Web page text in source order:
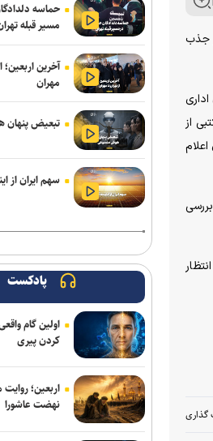
جذب
از
گذاری
ابلاغ دستور جدید وزارت
پذیرش دانشجوی استاد محور
آغاز ترم جدید دانشگاه
شهریور آغاز می‌شود
امروز؛ آخرین مهلت ثبت‌نام
دانشنامه و گواهینامه
تربیت در کنار تعلیم؛
جهت‌گیری الهی و فرهنگی
تخصصی دانشگاه‌ها
زمان نام‌نویسی آزمون
علوم پزشکی فردا آغاز خواهد شد
نتایج آزمون‌های سمپاد و نمونه
هفتم اعلام شد
جهاد دانشگاهی برای پاسخ
کشور نیازمند تحول بنیادین
آغاز انتخاب واحد ترم
حماسه
مسیر قبله
آخرین اربعین؛
مهران
تبعیض
سهم ایران از
پادکست
اولین گام
کردن پیری
اربعین؛ روایت
نهضت عاشورا